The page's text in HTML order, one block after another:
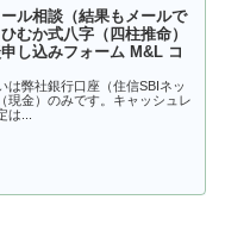
ル相談（結果もメールで
むか式八字（四柱推命）
し込みフォーム M&L コ
弊社銀行口座（住信SBIネッ
現金）のみです。キャッシュレ
は...